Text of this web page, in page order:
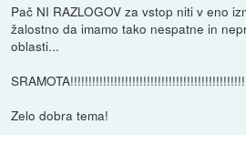
Pač NI RAZLOGOV za vstop niti v eno
žalostno da imamo tako nespatne in
oblasti...
Zelo dobra tema!